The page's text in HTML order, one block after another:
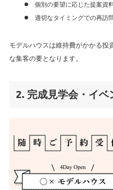
個別の要望に応じた提案資
適切なタイミングでの再訪
モデルハウスは維持費がかかる投
な集客の要となります。
2. 完成見学会・イベ